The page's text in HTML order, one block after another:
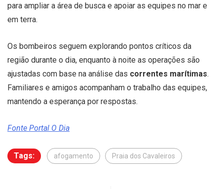
para ampliar a área de busca e apoiar as equipes no mar e
em terra.
Os bombeiros seguem explorando pontos críticos da
região durante o dia, enquanto à noite as operações são
ajustadas com base na análise das correntes marítimas.
Familiares e amigos acompanham o trabalho das equipes,
mantendo a esperança por respostas.
Fonte Portal O Dia
Tags: afogamento Praia dos Cavaleiros